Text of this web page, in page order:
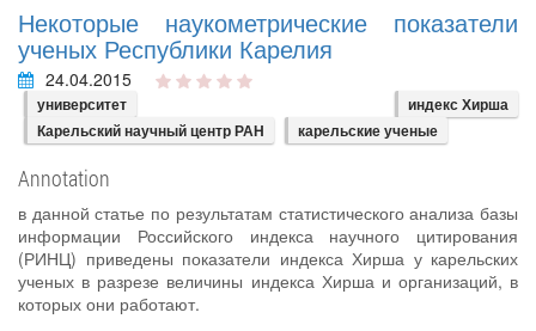
Некоторые наукометрические показатели
ученых Республики Карелия
24.04.2015
университет
индекс Хирша
Карельский научный центр РАН
карельские ученые
Annotation
в данной статье по результатам статистического анализа базы
информации Российского индекса научного цитирования
(РИНЦ) приведены показатели индекса Хирша у карельских
ученых в разрезе величины индекса Хирша и организаций, в
которых они работают.